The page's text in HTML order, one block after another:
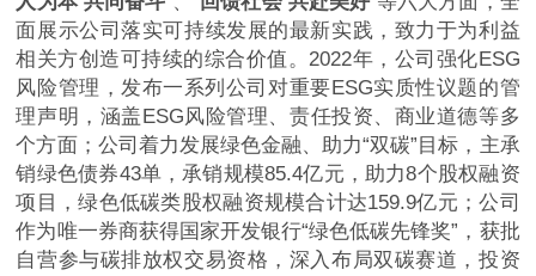
面展示公司落实可持续发展的最新实践，致力于为利益
相关方创造可持续的综合价值。2022年，公司强化ESG
风险管理，发布一系列公司对重要ESG实质性议题的管
理声明，涵盖ESG风险管理、责任投资、商业道德等多
个方面；公司着力发展绿色金融、助力“双碳”目标，主承
销绿色债券43单，承销规模85.4亿元，助力8个股权融资
项目，绿色低碳类股权融资规模合计达159.9亿元；公司
作为唯一券商获得国家开发银行“绿色低碳先锋奖”，获批
自营参与碳排放权交易资格，深入布局双碳赛道，投资